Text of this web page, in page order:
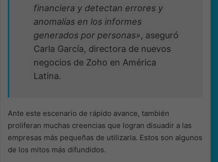
financiera y detectan errores y
anomalías en los informes
generados por personas», aseguró
Carla García, directora de nuevos
negocios de Zoho en América
Latina.
Ante este escenario de rápido avance, también
proliferan muchas creencias que logran disuadir a las
empresas más pequeñas de utilizarla. Estos son algunos
de los mitos más difundidos.